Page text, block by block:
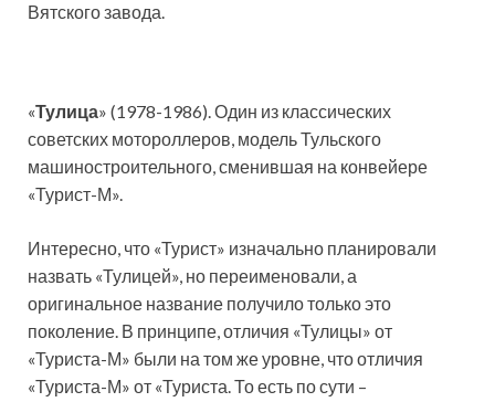
Вятского завода.
«Тулица» (1978-1986). Один из классических
советских мотороллеров, модель Тульского
машиностроительного, сменившая на конвейере
«Турист-М».
Интересно, что «Турист» изначально планировали
назвать «Тулицей», но переименовали, а
оригинальное название получило только это
поколение. В принципе, отличия «Тулицы» от
«Туриста-М» были на том же уровне, что отличия
«Туриста-М» от «Туриста. То есть по сути –